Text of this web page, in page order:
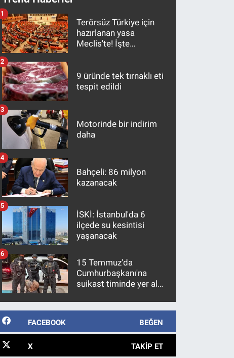
Terörsüz Türkiye için
hazırlanan yasa
Meclis'te! İşte
1
9 üründe tek tırnaklı eti
tespit edildi
2
Motorinde bir indirim
daha
3
Bahçeli: 86 milyon
kazanacak
4
İSKİ: İstanbul'da 6
ilçede su kesintisi
yaşanacak
5
15 Temmuz'da
Cumhurbaşkanı'na
suikast timinde yer alan
10 yıl sonra yakalandı
6
FACEBOOK BEĞEN
X TAKIP ET